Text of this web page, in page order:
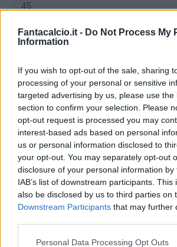
Fantacalcio.it - Do Not Process My
Information
If you wish to opt-out of the sale, sharing
processing of your personal or sensitive
targeted advertising by us, please use the
section to confirm your selection. Please
opt-out request is processed you may
interest-based ads based on personal
us or personal information disclosed to
your opt-out. You may separately opt-out
disclosure of your personal information
IAB’s list of downstream participants.
also be disclosed by us to third parties on
Downstream Participants that may further
Personal Data Processing Opt Outs
Classic
Riepilogo stagione
Titolare